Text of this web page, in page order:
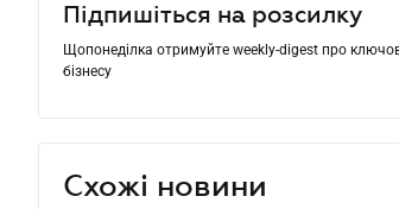
Підпишіться на розсилку
Щопонеділка отримуйте weekly-digest про
бізнесу
Схожі новини